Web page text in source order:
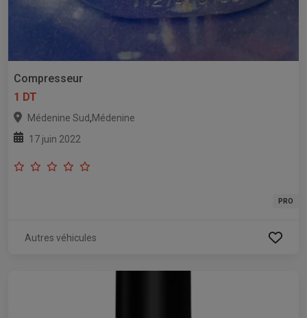
Compresseur
1 DT
Médenine Sud,Médenine
17 juin 2022
PRO
Autres véhicules